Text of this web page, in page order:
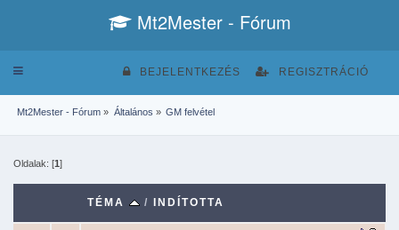
Mt2Mester - Fórum
Toggle
BEJELENTKEZÉS REGISZTRÁCIÓ
Mt2Mester - Fórum » Általános » GM felvétel
Oldalak: [1]
TÉMA /INDÍTOTTA